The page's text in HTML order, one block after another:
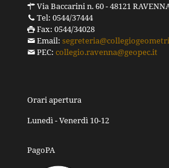
Via Baccarini n. 60 - 48121
Tel: 0544/37444
Fax: 0544/34028
Email:
PEC: collegio.ravenna@geopec.it
Orari apertura
Lunedì - Venerdì 10-12
PagoPA